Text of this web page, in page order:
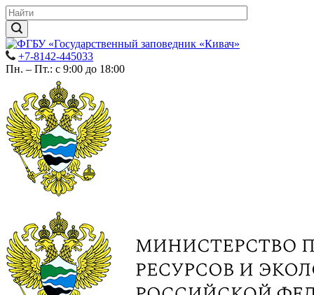
+7-8142-445033
Пн. – Пт.: с 9:00 до 18:00